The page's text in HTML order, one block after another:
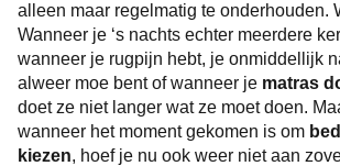
alleen maar regelmatig te onderhouden.
Wanneer je ‘s nachts echter meerdere
wanneer je rugpijn hebt, je onmiddellijk
alweer moe bent of wanneer je matras
doet ze niet langer wat ze moet doen.
wanneer het moment gekomen is om
kiezen, hoef je nu ook weer niet aan